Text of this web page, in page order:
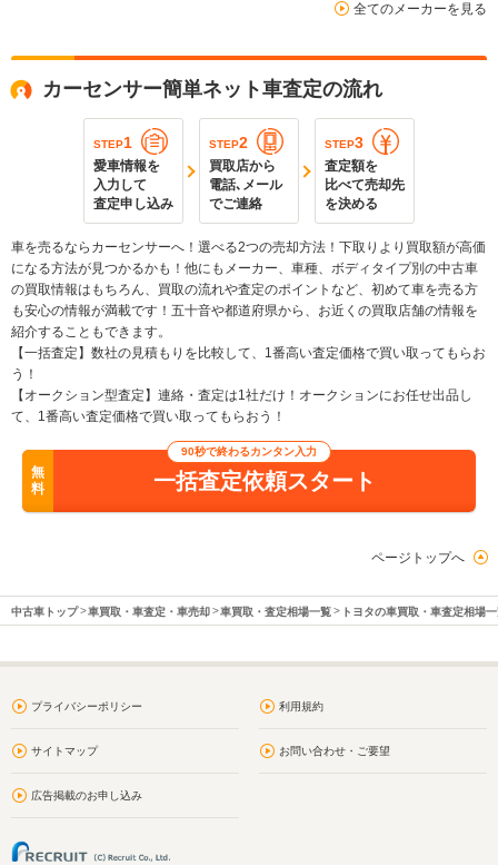
全てのメーカーを見る
カーセンサー簡単ネット車査定の流れ
STEP1
愛車情報を
入力して
査定申し込み
STEP2
買取店から
電話､メール
でご連絡
STEP3
査定額を
比べて売却先
を決める
車を売るならカーセンサーへ！選べる2つの売却方法！下取りより買取額が高価
になる方法が見つかるかも！他にもメーカー、車種、ボディタイプ別の中古車
の買取情報はもちろん、買取の流れや査定のポイントなど、初めて車を売る方
も安心の情報が満載です！五十音や都道府県から、お近くの買取店舗の情報を
紹介することもできます。
【一括査定】数社の見積もりを比較して、1番高い査定価格で買い取ってもらお
う！
【オークション型査定】連絡・査定は1社だけ！オークションにお任せ出品し
て、1番高い査定価格で買い取ってもらおう！
無
料
90秒で終わるカンタン入力
一括査定依頼スタート
ページトップへ
中古車トップ 車買取・車査定・車売却 車買取・査定相場一覧 トヨタの車買取・車査定相場
プライバシーポリシー 利用規約
サイトマップ お問い合わせ・ご要望
広告掲載のお申し込み